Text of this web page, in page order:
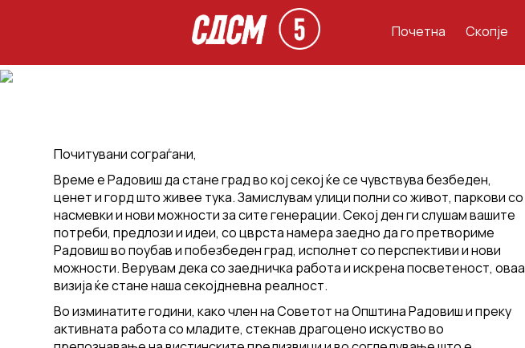
Почетна Скопје
Почитувани сограѓани,
Време е Радовиш да стане град во кој секој ќе се чувствува безбеден,
ценет и горд што живее тука. Замислувам улици полни со живот, паркови со
насмевки и нови можности за сите генерации. Секој ден ги слушам вашите
потреби, предлози и идеи, со цврста намера заедно да го претвориме
Радовиш во поубав и побезбеден град, исполнет со перспективи и нови
можности. Верувам дека со заедничка работа и искрена посветеност, оваа
визија ќе стане наша секојдневна реалност.
Во изминатите години, како член на Советот на Општина Радовиш и преку
активната работа со младите, стекнав драгоцено искуство во